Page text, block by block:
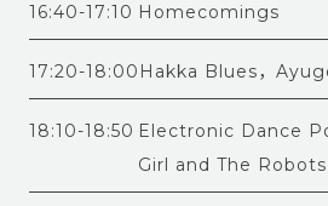
16:40-17:10 Homecomings
17:20-18:00 Hakka Blues，
18:10-18:50 Electronic Dance
Girl and The Robots